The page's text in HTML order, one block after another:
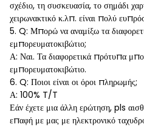
σχέδιο, τη συσκευασία, το σημάδι
χειρωνακτικό κ.λπ. είναι πολύ
5. Q: Μπορώ να αναμίξω τα
εμπορευματοκιβώτιο;
Α: Ναι. Τα διαφορετικά πρότυπα
εμπορευματοκιβώτιο.
6. Q: Ποιοι είναι οι όροι πληρωμής;
Α: 100% T/T
Εάν έχετε μια άλλη ερώτηση, pls
επαφή με μας με ηλεκτρονικό